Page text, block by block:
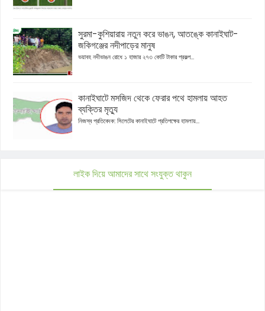
সুরমা-কুশিয়ারায় নতুন করে ভাঙন, আতঙ্কে কানাইঘাট-
জকিগঞ্জের নদীপাড়ের মানুষ
ভয়াবহ নদীভাঙন রোধে ১ হাজার ২৭৩ কোটি টাকার প্রকল্প...
কানাইঘাটে মসজিদ থেকে ফেরার পথে হামলায় আহত
ব্যক্তির মৃত্যু
নিজস্ব প্রতিবেদক: সিলেটের কানাইঘাটে প্রতিপক্ষের হামলায়...
লাইক দিয়ে আমাদের সাথে সংযুক্ত থাকুন